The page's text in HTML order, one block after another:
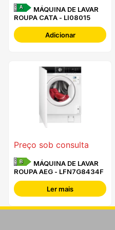
A
ROUPA CATA - LI08015
Adicionar
Preço sob consulta
B
ROUPA AEG - LFN7G8434F
Ler mais